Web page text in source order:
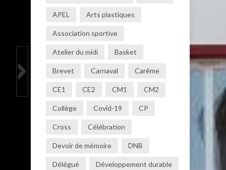
APEL Arts plastiques
Association sportive
Atelier du midi Basket
Brevet Carnaval Carême
CE1 CE2 CM1 CM2
Collège Covid-19 CP
Cross Célébration
Devoir de mémoire DNB
Délégué Développement durable